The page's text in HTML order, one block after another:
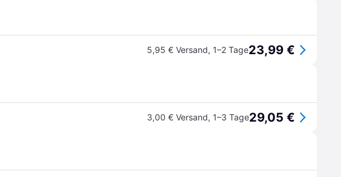
5,95 € Versand, 1–2 Tage23,99 €
3,00 € Versand, 1–3 Tage29,05 €